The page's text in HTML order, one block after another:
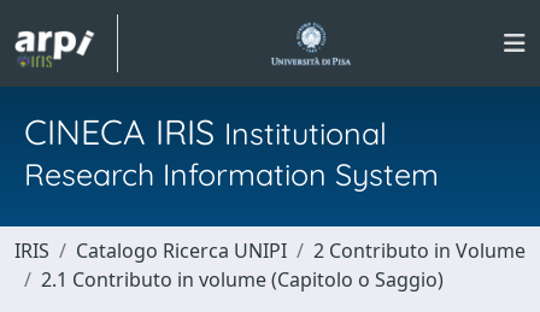
CINECA IRIS Institutional
Research Information System
IRIS Catalogo Ricerca UNIPI
2 Contributo in Volume
2.1 Contributo in volume (Capitolo o Saggio)